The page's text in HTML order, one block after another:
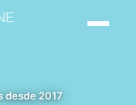
desde 2017